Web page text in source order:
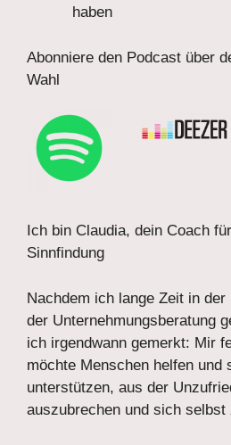
haben
Abonniere den Podcast über
Wahl
Ich bin Claudia, dein Coach
Sinnfindung
Nachdem ich lange Zeit in
der Unternehmungsberatung
ich irgendwann gemerkt: Mir
möchte Menschen helfen und
unterstützen, aus der
auszubrechen und sich